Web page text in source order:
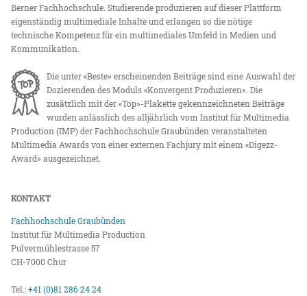
Berner Fachhochschule. Studierende produzieren auf dieser Plattform
eigenständig multimediale Inhalte und erlangen so die nötige
technische Kompetenz für ein multimediales Umfeld in Medien und
Kommunikation.
Die unter «Beste» erscheinenden Beiträge sind eine Auswahl der
Dozierenden des Moduls «Konvergent Produzieren». Die
zusätzlich mit der «Top»-Plakette gekennzeichneten Beiträge
wurden anlässlich des alljährlich vom Institut für Multimedia
Production (IMP) der Fachhochschule Graubünden veranstalteten
Multimedia Awards von einer externen Fachjury mit einem «Digezz-
Award» ausgezeichnet.
KONTAKT
Fachhochschule Graubünden
Institut für Multimedia Production
Pulvermühlestrasse 57
CH-7000 Chur
Tel.:+41 (0)81 286 24 24